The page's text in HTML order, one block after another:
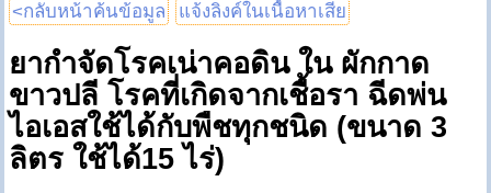
<กลับหน้าค้นข้อมูล แจ้งลิงค์ในเนื้อหาเสีย
ยากำจัดโรคเน่าคอดิน ใน ผักกาด
ขาวปลี โรคที่เกิดจากเชื้อรา ฉีดพ่น
ไอเอสใช้ได้กับพืชทุกชนิด (ขนาด 3
ลิตร ใช้ได้15 ไร่)